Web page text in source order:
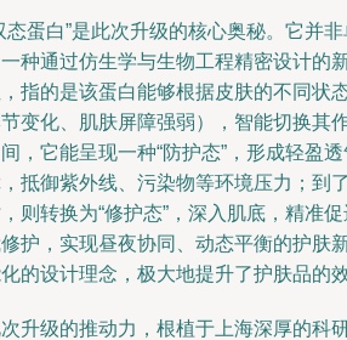
态蛋白”是此次升级的核心奥秘。它并
种通过仿生学与生物工程精密设计的
指的是该蛋白能够根据皮肤的不同状
变化、肌肤屏障强弱），智能切换其
，它能呈现一种“防护态”，形成轻盈
抵御紫外线、污染物等环境压力；到
则转换为“修护态”，深入肌底，精准
护，实现昼夜协同、动态平衡的护肤
的设计理念，极大地提升了护肤品的
升级的推动力，根植于上海深厚的科